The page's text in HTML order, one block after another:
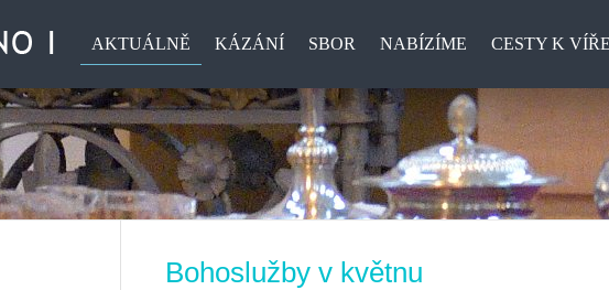
AKTUÁLNĚ KÁZÁNÍ SBOR NABÍZÍME CESTY K VÍŘE
Bohoslužby v květnu